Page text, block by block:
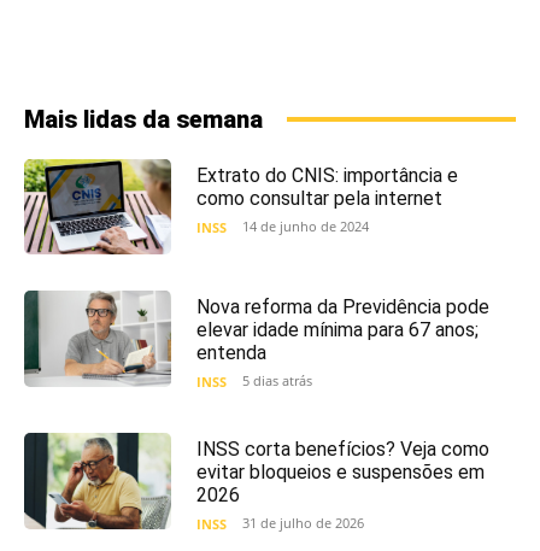
Mais lidas da semana
Extrato do CNIS: importância e
como consultar pela internet
INSS 14 de junho de 2024
Nova reforma da Previdência pode
elevar idade mínima para 67 anos;
entenda
INSS 5 dias atrás
INSS corta benefícios? Veja como
evitar bloqueios e suspensões em
2026
INSS 31 de julho de 2026